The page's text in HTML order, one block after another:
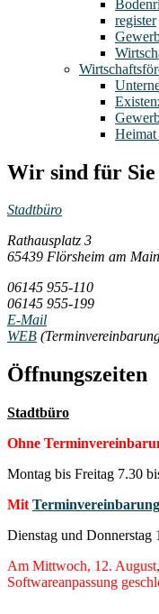
register
Heimat
Wir sind für Sie
Stadtbüro
Rathausplatz 3
65439 Flörsheim am Main
06145 955-110
06145 955-199
E-Mail
WEB
Öffnungszeiten
Stadtbüro
Ohne
Montag bis Freitag 7.30
Mit Terminvereinbarung
Dienstag und Donnerstag
Am Mittwoch, 12.
Softwareanpassung